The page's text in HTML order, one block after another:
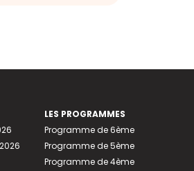
LES PROGRAMMES
Programme de 6ème
Programme de 5ème
Programme de 4ème